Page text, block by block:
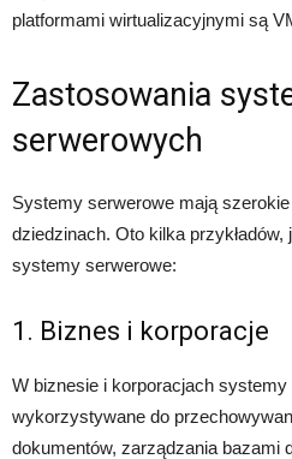
platformami wirtualizacyjnymi są
Zastosowania
serwerowych
Systemy serwerowe mają
dziedzinach. Oto kilka
systemy serwerowe:
1. Biznes i korporacje
W biznesie i korporacjach
wykorzystywane do
dokumentów, zarządzania bazami